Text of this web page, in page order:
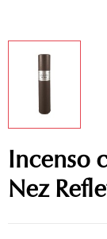
Incenso
Nez